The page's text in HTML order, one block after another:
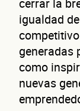
cerrar la
igualdad
generadas
como
nuevas